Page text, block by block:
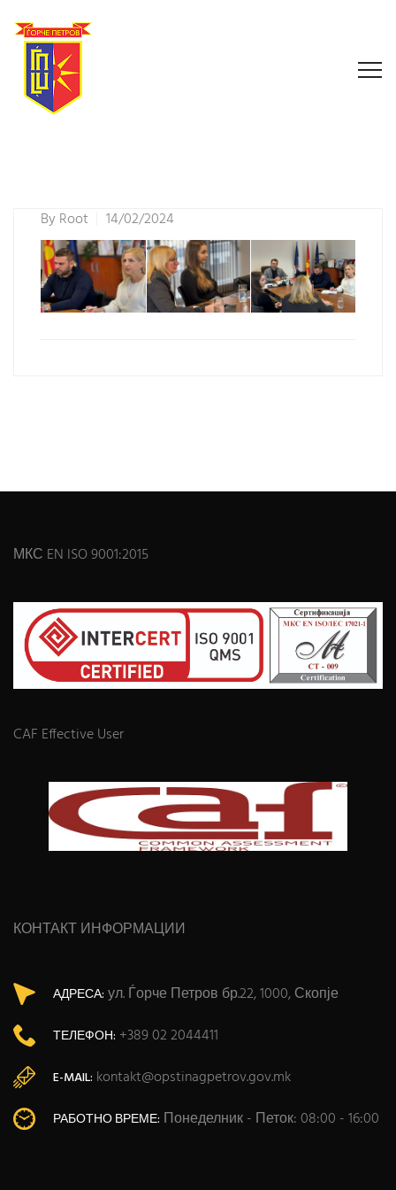
ByRoot 14/02/2024
МКС EN ISO 9001:2015
CAF Effective User
КОНТАКТ ИНФОРМАЦИИ
АДРЕСА: ул. Ѓорче Петров бр.22, 1000, Скопје
ТЕЛЕФОН: +389 02 2044411
E-MAIL: kontakt@opstinagpetrov.gov.mk
РАБОТНО ВРЕМЕ: Понеделник - Петок: 08:00 - 16:00